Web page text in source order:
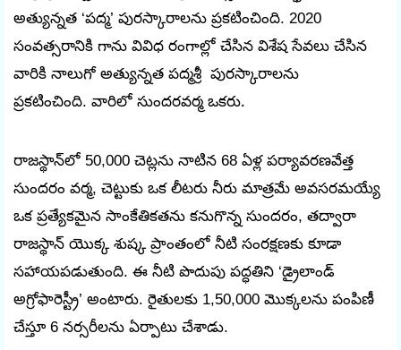
అత్యున్నత ‘పద్మ’ పురస్కారాలను ప్రకటించింది. 2020
సంవత్సరానికి గాను వివిధ రంగాల్లో చేసిన విశేష సేవలు చేసిన
వారికి నాలుగో అత్యున్నత పద్మశ్రీ పురస్కారాలను
ప్రకటించింది. వారిలో సుందరవర్మ ఒకరు.
రాజస్థాన్‌లో 50,000 చెట్లను నాటిన 68 ఏళ్ల పర్యావరణవేత్త
సుందరం వర్మ, చెట్టుకు ఒక లీటరు నీరు మాత్రమే అవసరమయ్యే
ఒక ప్రత్యేకమైన సాంకేతికతను కనుగొన్న సుందరం, తద్వారా
రాజస్థాన్ యొక్క శుష్క ప్రాంతంలో నీటి సంరక్షణకు కూడా
సహాయపడుతుంది. ఈ నీటి పొదుపు పద్ధతిని ‘డ్రైలాండ్
అగ్రోఫారెస్ట్రీ’ అంటారు. రైతులకు 1,50,000 మొక్కలను పంపిణీ
చేస్తూ 6 నర్సరీలను ఏర్పాటు చేశాడు.